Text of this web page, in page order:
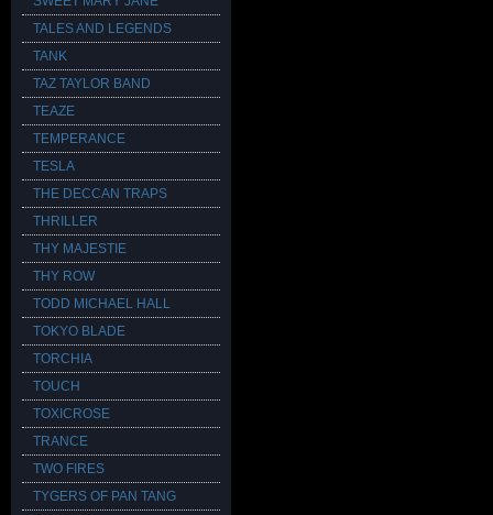
TALES AND LEGENDS
TANK
TAZ TAYLOR BAND
TEAZE
TEMPERANCE
TESLA
THE DECCAN TRAPS
THRILLER
THY MAJESTIE
THY ROW
TODD MICHAEL HALL
TOKYO BLADE
TORCHIA
TOUCH
TOXICROSE
TRANCE
TWO FIRES
TYGERS OF PAN TANG